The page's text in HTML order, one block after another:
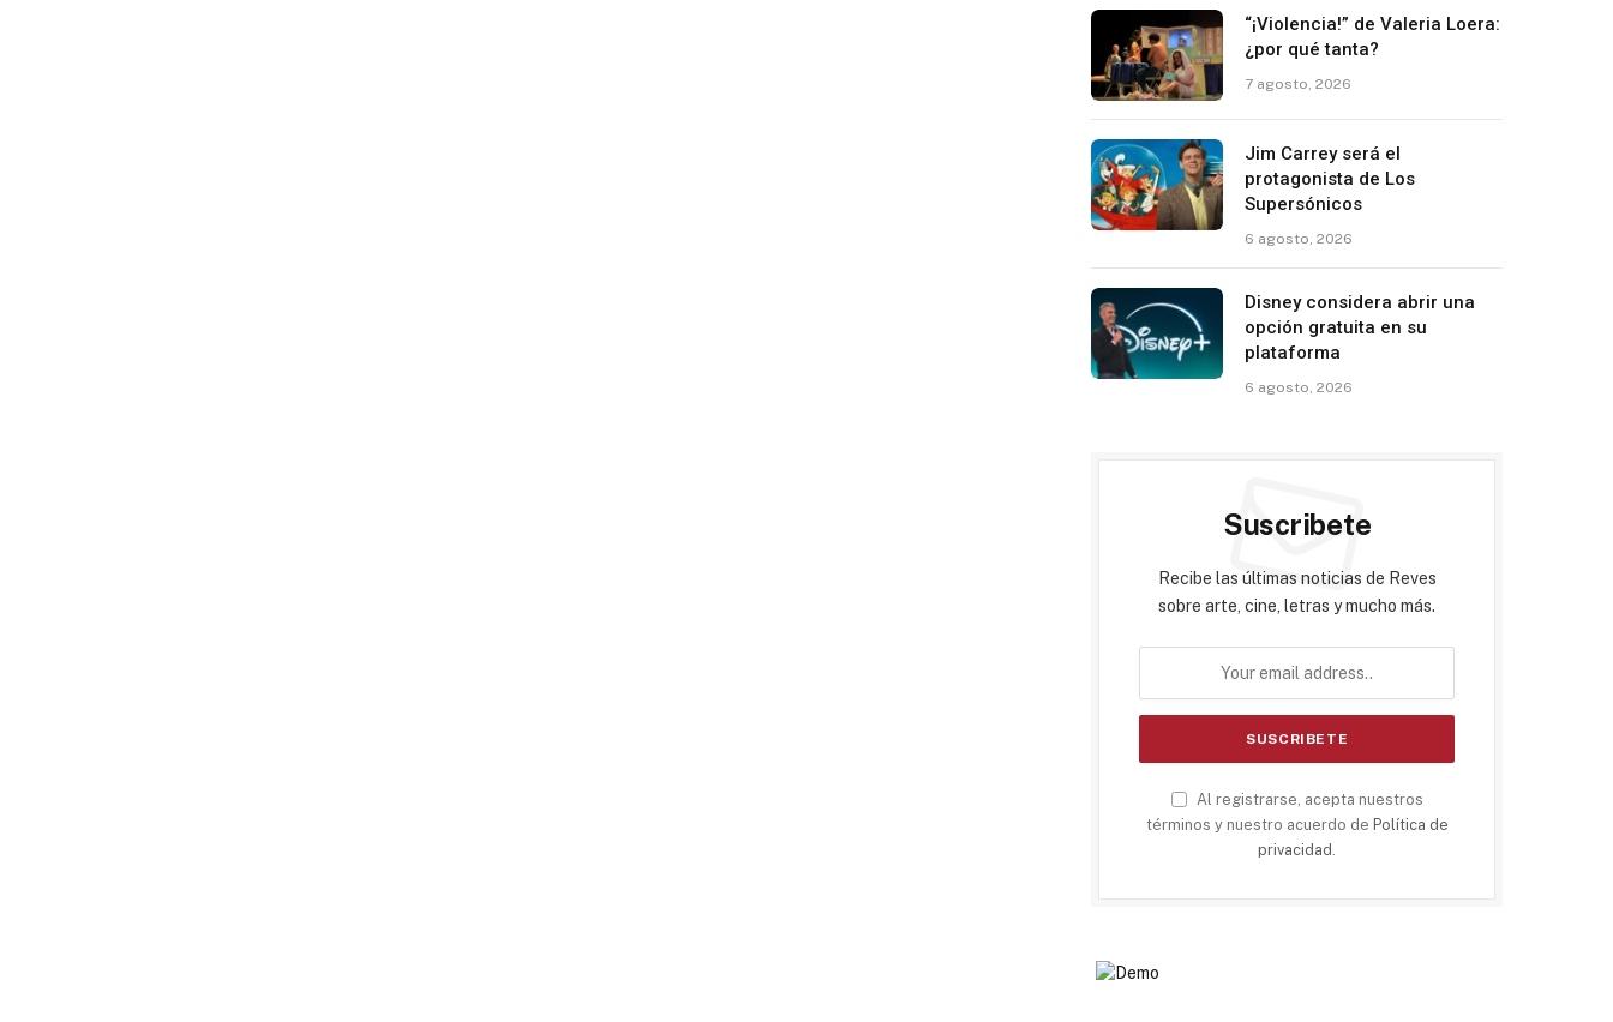
“¡Violencia!” de Valeria Loera:
¿por qué tanta?
7 agosto, 2026
Jim Carrey será el
protagonista de Los
Supersónicos
6 agosto, 2026
Disney considera abrir una
opción gratuita en su
plataforma
6 agosto, 2026
Suscribete
Recibe las últimas noticias de Reves
sobre arte, cine, letras y mucho más.
Al registrarse, acepta nuestros
términos y nuestro acuerdo de Política de
privacidad